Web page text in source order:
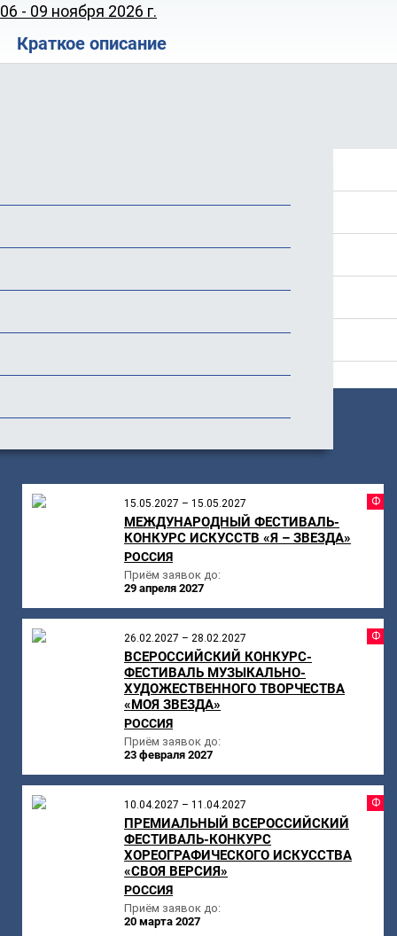
06 - 09 ноября 2026 г.
Краткое описание
15.05.2027 – 15.05.2027
МЕЖДУНАРОДНЫЙ ФЕСТИВАЛЬ-
КОНКУРС ИСКУССТВ «Я – ЗВЕЗДА»
РОССИЯ
Приём заявок до:
29 апреля 2027
26.02.2027 – 28.02.2027
ВСЕРОССИЙСКИЙ КОНКУРС-
ФЕСТИВАЛЬ МУЗЫКАЛЬНО-
ХУДОЖЕСТВЕННОГО ТВОРЧЕСТВА
«МОЯ ЗВЕЗДА»
РОССИЯ
Приём заявок до:
23 февраля 2027
10.04.2027 – 11.04.2027
ПРЕМИАЛЬНЫЙ ВСЕРОССИЙСКИЙ
ФЕСТИВАЛЬ-КОНКУРС
ХОРЕОГРАФИЧЕСКОГО ИСКУССТВА
«СВОЯ ВЕРСИЯ»
РОССИЯ
Приём заявок до:
20 марта 2027